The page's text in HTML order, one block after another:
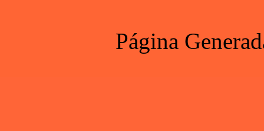
Página